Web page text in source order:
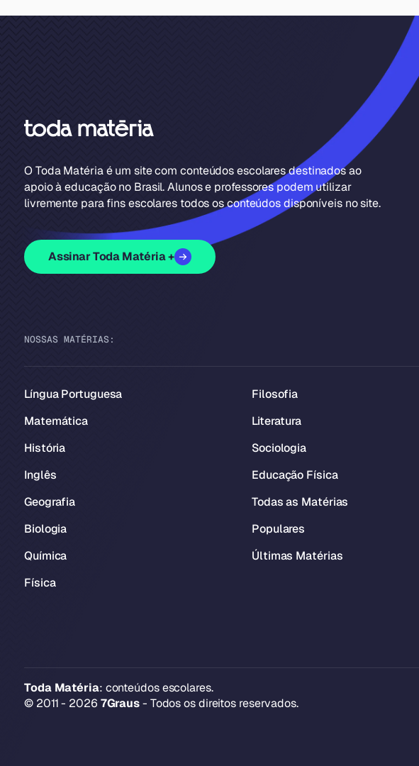
O Toda Matéria é um site com conteúdos escolares destinados ao
apoio à educação no Brasil. Alunos e professores podem utilizar
livremente para fins escolares todos os conteúdos disponíveis no site.
Assinar Toda Matéria +
NOSSAS MATÉRIAS:
Língua Portuguesa
Matemática
História
Inglês
Geografia
Biologia
Química
Física
Filosofia
Literatura
Sociologia
Educação Física
Todas as Matérias
Populares
Últimas Matérias
Toda Matéria: conteúdos escolares.
© 2011 - 2026 7Graus- Todos os direitos reservados.